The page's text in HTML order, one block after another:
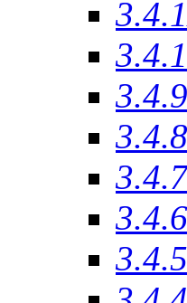
3.4.9
3.4.8
3.4.6
3.4.5